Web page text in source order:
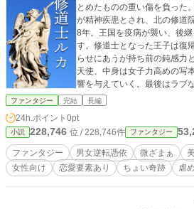
とめたものの重い傷を負った
が精神疾患とされ、北の修道
8年。王国を疫病が襲い、後
す。修道士となった王子は復
らせにあうが持ち前の鈍感力
天使、中身は女子力高めの写
響を与えていく。最後はラブ
ファンタジー 完結 長編
24h.ポイント 0pt
小説 228,746 位 / 228,746件 ファンタジー
ファンタジー 男女逆転憑依 微ざまぁ
女性向け
恋愛要素あり ちょい奇跡 虐め